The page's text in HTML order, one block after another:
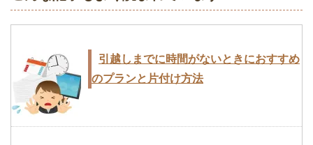
大型家電や家具に引越しにクレーン車で
の対応が必要になることも
引越し費用は交渉テクニックで安くな
引越しまでに時間がないときにおすすめ
のプランと片付け方法